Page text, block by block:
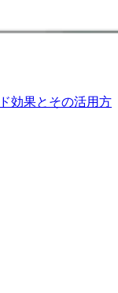
効果とその活用方